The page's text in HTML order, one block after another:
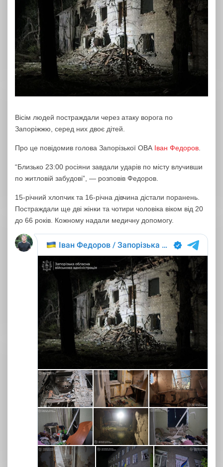
Вісім людей постраждали через атаку ворога по
Запоріжжю, серед них двоє дітей.
Про це повідомив голова Запорізької ОВА Іван Федоров
“Близько 23:00 росіяни завдали ударів по місту влучивши
по житловій забудові”, — розповів Федоров.
15-річний хлопчик та 16-річна дівчина дістали поранень.
Постраждали ще дві жінки та чотири чоловіка віком від 20
до 66 років. Кожному надали медичну допомогу.